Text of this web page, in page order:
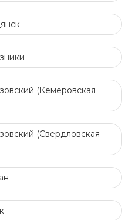
(Кемеровская
(Свердловская